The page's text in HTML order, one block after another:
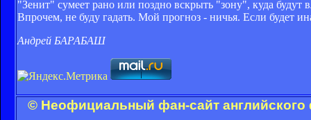
"Зенит" сумеет рано или поздно вскрыть "зону", куда будут
Впрочем, не буду гадать. Мой прогноз - ничья. Если будет
Андрей БАРАБАШ
© Неофициальный фан-сайт английского